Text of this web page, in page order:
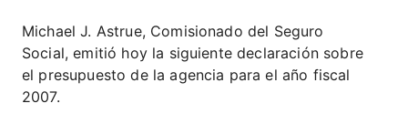
Michael J. Astrue, Comisionado del Seguro
Social, emitió hoy la siguiente declaración sobre
el presupuesto de la agencia para el año fiscal
2007.